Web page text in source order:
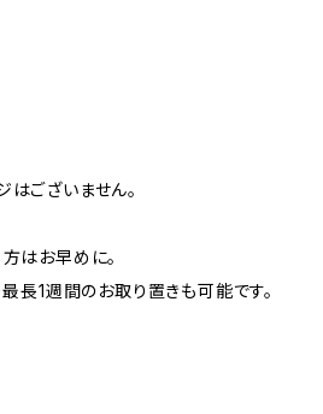
ございません。
はお早めに。
最長1週間のお取り置きも可能です。